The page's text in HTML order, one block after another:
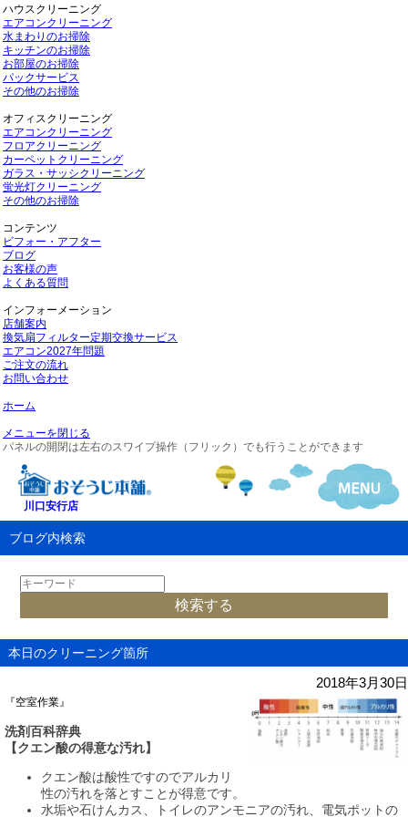
ハウスクリーニング
エアコンクリーニング
水まわりのお掃除
キッチンのお掃除
お部屋のお掃除
パックサービス
その他のお掃除
オフィスクリーニング
エアコンクリーニング
フロアクリーニング
カーペットクリーニング
ガラス・サッシクリーニング
蛍光灯クリーニング
その他のお掃除
コンテンツ
ビフォー・アフター
ブログ
お客様の声
よくある質問
インフォーメーション
店舗案内
換気扇フィルター定期交換サービス
エアコン2027年問題
ご注文の流れ
お問い合わせ
ホーム
メニューを閉じる
パネルの開閉は左右のスワイプ操作（フリック）でも行うことができます
川口安行店
ブログ内検索
本日のクリーニング箇所
2018年3月30日
『空室作業』
洗剤百科辞典
【クエン酸の得意な汚れ】
クエン酸は酸性ですのでアルカリ
性の汚れを落とすことが得意です。
水垢や石けんカス、トイレのアンモニアの汚れ、電気ポットの